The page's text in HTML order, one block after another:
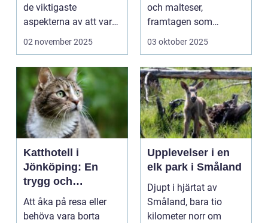
de viktigaste
aspekterna av att vara
h&aum...
02 november 2025
och malteser,
framtagen som
sällskapshund. Den
03 oktober 2025
Katthotell i
Jönköping: En
trygg och
hemtrevlig lösning
för din katt
Att åka på resa eller
behöva vara borta
Upplevelser i en
elk park i Småland
Djupt i hjärtat av
Småland, bara tio
kilometer norr om